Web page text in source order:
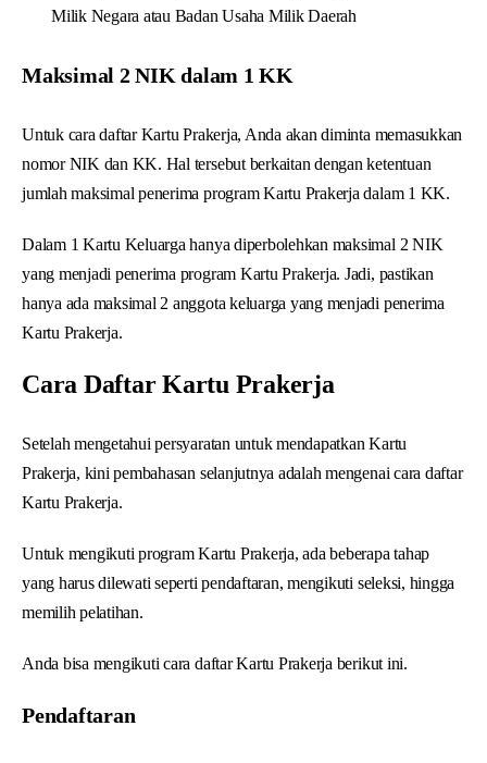
Milik Negara atau Badan Usaha Milik Daerah
Maksimal 2 NIK dalam 1 KK
Untuk cara daftar Kartu Prakerja, Anda akan diminta memasukkan
nomor NIK dan KK. Hal tersebut berkaitan dengan ketentuan
jumlah maksimal penerima program Kartu Prakerja dalam 1 KK.
Dalam 1 Kartu Keluarga hanya diperbolehkan maksimal 2 NIK
yang menjadi penerima program Kartu Prakerja. Jadi, pastikan
hanya ada maksimal 2 anggota keluarga yang menjadi penerima
Kartu Prakerja.
Cara Daftar Kartu Prakerja
Setelah mengetahui persyaratan untuk mendapatkan Kartu
Prakerja, kini pembahasan selanjutnya adalah mengenai cara daftar
Kartu Prakerja.
Untuk mengikuti program Kartu Prakerja, ada beberapa tahap
yang harus dilewati seperti pendaftaran, mengikuti seleksi, hingga
memilih pelatihan.
Anda bisa mengikuti cara daftar Kartu Prakerja berikut ini.
Pendaftaran